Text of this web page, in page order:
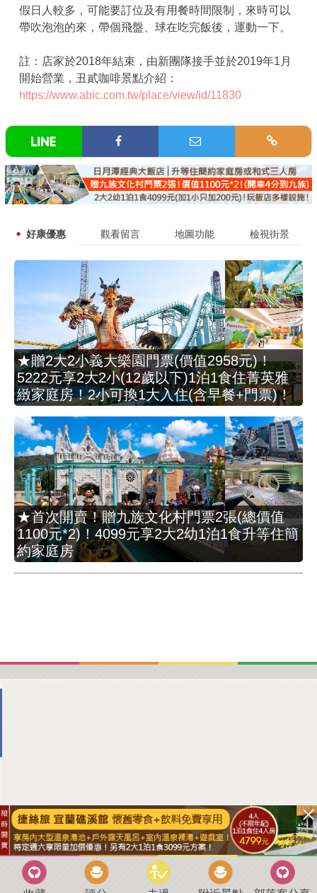
假日人較多，可能要訂位及有用餐時間限制，來時可以
帶吹泡泡的來，帶個飛盤、球在吃完飯後，運動一下。
註：店家於2018年結束，由新團隊接手並於2019年1月
開始營業，丑貳咖啡景點介紹：
https://www.abic.com.tw/place/view/id/11830
好康優惠 觀看留言 地圖功能 檢視街景
★贈2大2小義大樂園門票(價值2958元)！
5222元享2大2小(12歲以下)1泊1食住菁英雅
緻家庭房！2小可換1大入住(含早餐+門票)！
★首次開賣！贈九族文化村門票2張(總價值
1100元*2)！4099元享2大2幼1泊1食升等住簡
約家庭房